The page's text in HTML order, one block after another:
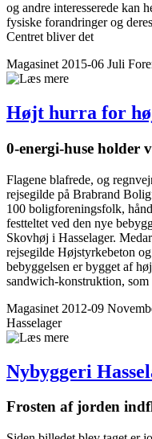
og andre interesserede kan
fysiske forandringer og
Centret bliver det
Magasinet 2015-06 Juli
Højt hurra for
0-energi-huse holder
Flagene blafrede, og
rejsegilde på Brabrand
100 boligforeningsfolk,
festteltet ved den nye
Skovhøj i Hasselager.
rejsegilde Højstyrkebeton
bebyggelsen er bygget af
sandwich-konstruktion,
Magasinet 2012-09
Hasselager
Nybyggeri
Frosten af jorden